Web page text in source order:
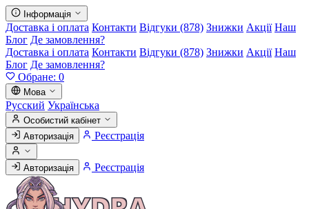
Інформація
Доставка і оплата Контакти Відгуки (878) Знижки Акції Наш
Блог Де замовлення?
Доставка і оплата Контакти Відгуки (878) Знижки Акції Наш
Блог Де замовлення?
Обране: 0
Мова
Русский Українська
Особистий кабінет
Авторизація
Реєстрація
Авторизація Реєстрація